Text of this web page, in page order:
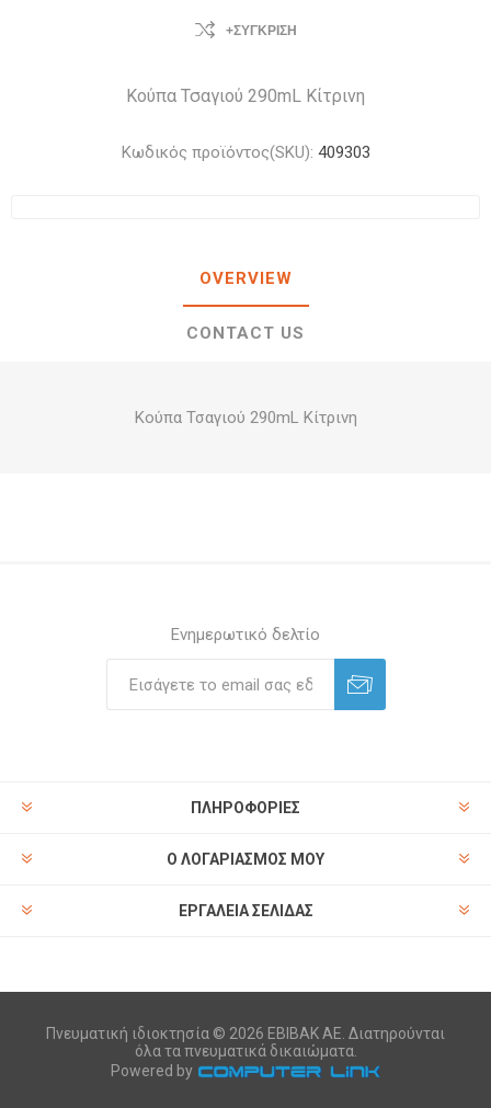
+ΣΎΓΚΡΙΣΗ
Κούπα Τσαγιού 290mL Κίτρινη
Κωδικός προϊόντος(SKU): 409303
OVERVIEW
CONTACT US
Κούπα Τσαγιού 290mL Κίτρινη
Ενημερωτικό δελτίο
ΠΛΗΡΟΦΟΡΊΕΣ
Ο ΛΟΓΑΡΙΑΣΜΌΣ ΜΟΥ
ΕΡΓΑΛΕΊΑ ΣΕΛΊΔΑΣ
Πνευματική ιδιοκτησία © 2026 ΕΒΙΒΑΚ ΑΕ. Διατηρούνται
όλα τα πνευματικά δικαιώματα.
Powered by